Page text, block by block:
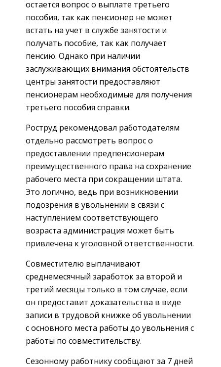
остается вопрос о выплате третьего
пособия, так как пенсионер не может
встать на учет в службе занятости и
получать пособие, так как получает
пенсию. Однако при наличии
заслуживающих внимания обстоятельств
центры занятости предоставляют
пенсионерам необходимые для получения
третьего пособия справки.
Роструд рекомендовал работодателям
отдельно рассмотреть вопрос о
предоставлении предпенсионерам
преимущественного права на сохранение
рабочего места при сокращении штата.
Это логично, ведь при возникновении
подозрения в увольнении в связи с
наступлением соответствующего
возраста администрация может быть
привлечена к уголовной ответственности.
Совместителю выплачивают
среднемесячный заработок за второй и
третий месяцы только в том случае, если
он предоставит доказательства в виде
записи в трудовой книжке об увольнении
с основного места работы до увольнения с
работы по совместительству.
Сезонному работнику сообщают за 7 дней